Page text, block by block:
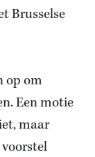
Brusselse
op om
Een motie
maar